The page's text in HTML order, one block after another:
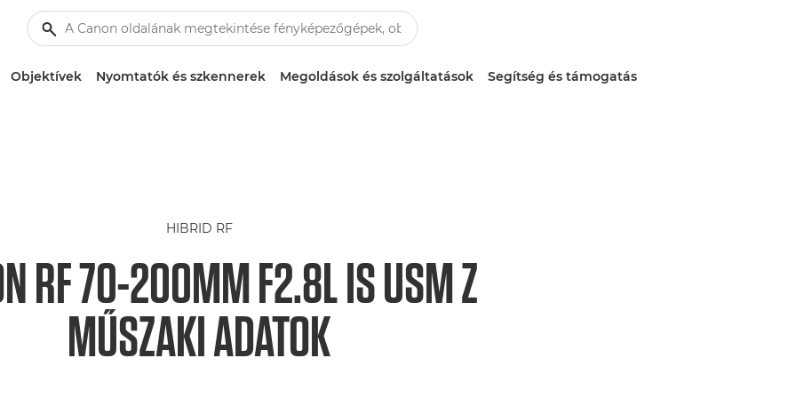
Objektívek Nyomtatók és szkennerek Megoldások és szolgáltatások Segítség és támogatás
HIBRID RF
RF 70-200MM F2.8L IS USM Z
MŰSZAKI ADATOK